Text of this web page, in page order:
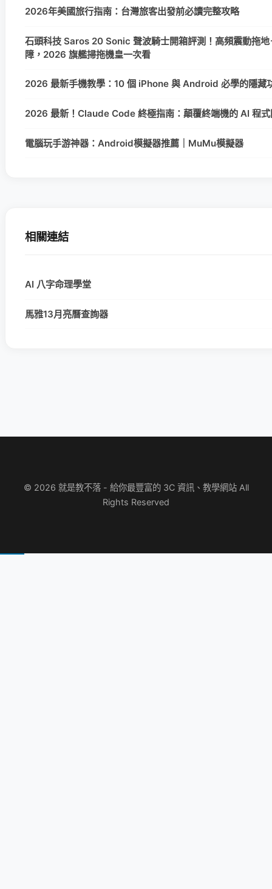
2026年美國旅行指南：台灣旅客出發前必讀完整攻略
石頭科技 Saros 20 Sonic 聲波騎士開箱評測！高頻震動拖
障，2026 旗艦掃拖機皇一次看
2026 最新手機教學：10 個 iPhone 與 Android 必學的隱藏
2026 最新！Claude Code 終極指南：顛覆終端機的 AI 程式
電腦玩手游神器：Android模擬器推薦｜MuMu模擬器
相關連結
AI 八字命理學堂
馬雅13月亮曆查詢器
© 2026 就是教不落 - 給你最豐富的 3C 資訊、教學網站 All
Rights Reserved